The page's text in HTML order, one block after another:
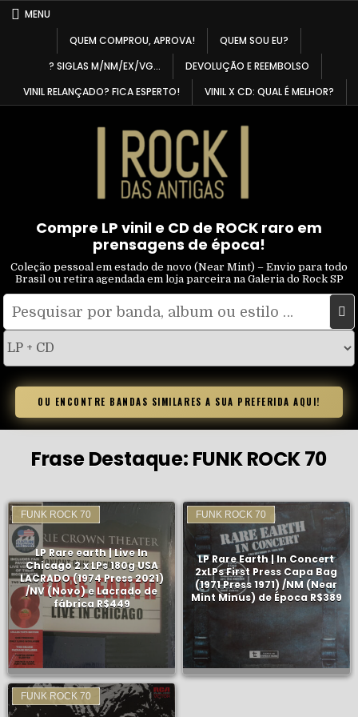
SkipMENU
QUEM COMPROU, APROVA!
QUEM SOU EU?
? SIGLAS M/NM/EX/VG…
DEVOLUÇÃO E REEMBOLSO
VINIL RELANÇADO? FICA ESPERTO!
VINIL X CD: QUAL É MELHOR?
Compre LP vinil e CD de ROCK raro em
prensagens de época!
Coleção pessoal em estado de novo (Near Mint) – Envio para todo
Brasil ou retira agendada em loja parceira na Galeria do Rock SP
Pesquisar
tipo
OU ENCONTRE BANDAS SIMILARES A SUA PREFERIDA AQUI!
Frase Destaque: FUNK ROCK 70
FUNK ROCK 70
LP Rare earth | Live In
Chicago 2 x LPs 180g USA
LACRADO (1974 Press 2021)
/NV (Novo) e Lacrado de
fábrica R$449
FUNK ROCK 70
LP Rare Earth | In Concert
2xLPs First Press Capa Bag
(1971 Press 1971) /NM (Near
Mint Minus) de Época R$389
FUNK ROCK 70